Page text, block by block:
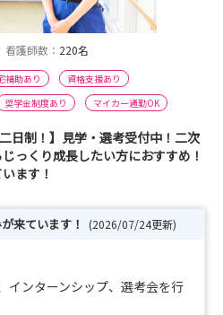
看護師数： 220名
補助あり
資格支援あり
奨学金制度あり マイカー通勤OK
日制！】見学・選考受付中！二次
っくり成長したい方におすすめ！
ます！
来ています！ (2026/07/24更新)
インターンシップ、選考会を行